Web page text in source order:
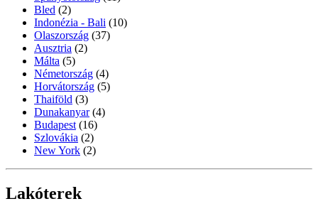
Bled (2)
Indonézia - Bali (10)
Olaszország (37)
Ausztria (2)
Málta (5)
Németország (4)
Horvátország (5)
Thaiföld (3)
Dunakanyar (4)
Budapest (16)
Szlovákia (2)
New York (2)
Lakóterek